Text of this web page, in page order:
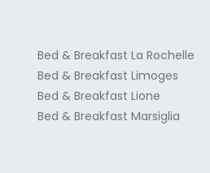
Bed & Breakfast La Rochelle
Bed & Breakfast Limoges
Bed & Breakfast Lione
Bed & Breakfast Marsiglia